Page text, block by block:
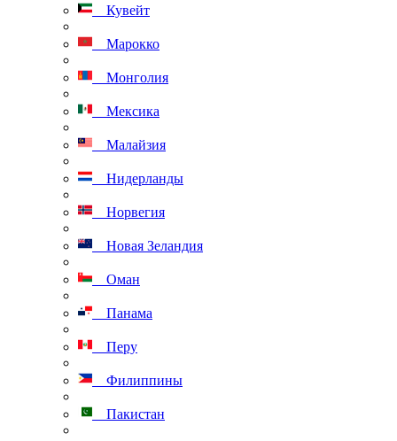
Кувейт
Марокко
Монголия
Мексика
Малайзия
Нидерланды
Норвегия
Новая Зеландия
Оман
Панама
Перу
Филиппины
Пакистан